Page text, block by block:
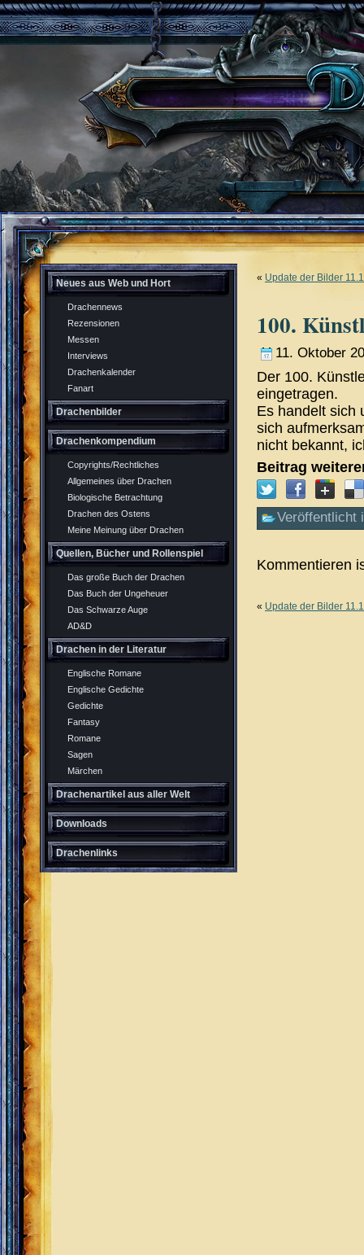
Neues aus Web und Hort
Drachennews
Rezensionen
Messen
Interviews
Drachenkalender
Fanart
Drachenbilder
Drachenkompendium
Copyrights/Rechtliches
Allgemeines über Drachen
Biologische Betrachtung
Drachen des Ostens
Meine Meinung über Drachen
Quellen, Bücher und Rollenspiel
Das große Buch der Drachen
Das Buch der Ungeheuer
Das Schwarze Auge
AD&D
Drachen in der Literatur
Englische Romane
Englische Gedichte
Gedichte
Fantasy
Romane
Sagen
Märchen
Drachenartikel aus aller Welt
Downloads
Drachenlinks
« Update der Bilder
100.
11. Oktober
Der 100.
eingetragen.
Es handelt sich
sich
nicht bekannt,
Beitrag
Veröffentlicht
Kommentieren
« Update der Bilder